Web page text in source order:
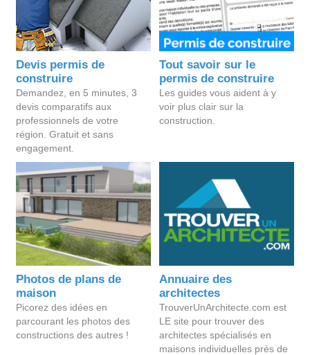
Devis permis de
construire
Demandez, en 5 minutes, 3
devis comparatifs aux
professionnels de votre
région. Gratuit et sans
engagement.
Tout savoir sur le
permis de construire
Les guides vous aident à y
voir plus clair sur la
construction.
Photos de plans de
maison
Picorez des idées en
parcourant les photos des
constructions des autres !
Annuaire des
architectes
TrouverUnArchitecte.com est
LE site pour trouver des
architectes spécialisés en
maisons individuelles près de